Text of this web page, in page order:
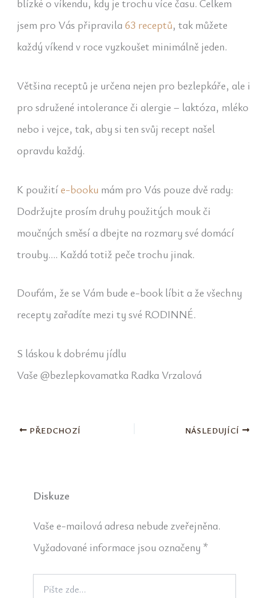
blízké o víkendu, kdy je trochu více času. Celkem
jsem pro Vás připravila 63 receptů, tak můžete
každý víkend v roce vyzkoušet minimálně jeden.
Většina receptů je určena nejen pro bezlepkáře, ale i
pro sdružené intolerance či alergie – laktóza, mléko
nebo i vejce, tak, aby si ten svůj recept našel
opravdu každý.
K použitíe-booku mám pro Vás pouze dvě rady:
Dodržujte prosím druhy použitých mouk či
moučných směsí a dbejte na rozmary své domácí
trouby…. Každá totiž peče trochu jinak.
Doufám, že se Vám bude e-book líbit a že všechny
recepty zařadíte mezi ty své RODINNÉ.
S láskou k dobrému jídlu
Vaše @bezlepkovamatka Radka Vrzalová
PŘEDCHOZÍ NÁSLEDUJÍCÍ
Diskuze
Vaše e-mailová adresa nebude zveřejněna.
Vyžadované informace jsou označeny *
zde…